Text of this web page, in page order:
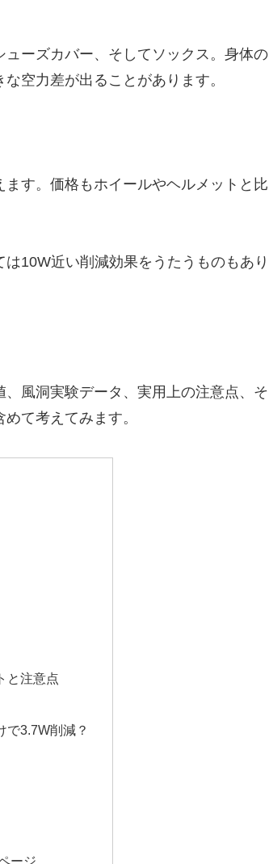
ーズカバー、そしてソックス。身体の
空力差が出ることがあります。
す。価格もホイールやヘルメットと比
10W近い削減効果をうたうものもあり
風洞実験データ、実用上の注意点、そ
て考えてみます。
と注意点
で3.7W削減？
ージ